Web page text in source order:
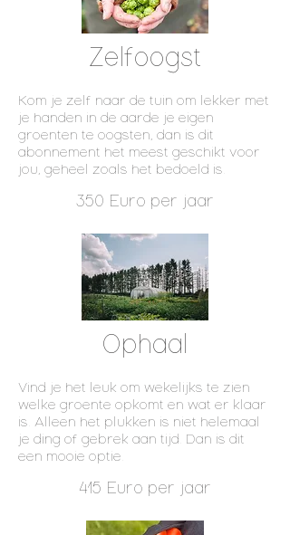
Zelfoogst
Kom je zelf naar de tuin om lekker met
je handen in de aarde je eigen
groenten te oogsten, dan is dit
abonnement het meest geschikt voor
jou, geheel zoals het bedoeld is.
350 Euro per jaar
Ophaal
Vind je het leuk om wekelijks te zien
welke groente opkomt en wat er klaar
is. Alleen het plukken is niet helemaal
je ding of gebrek aan tijd. Dan is dit
een mooie optie.
415 Euro per jaar